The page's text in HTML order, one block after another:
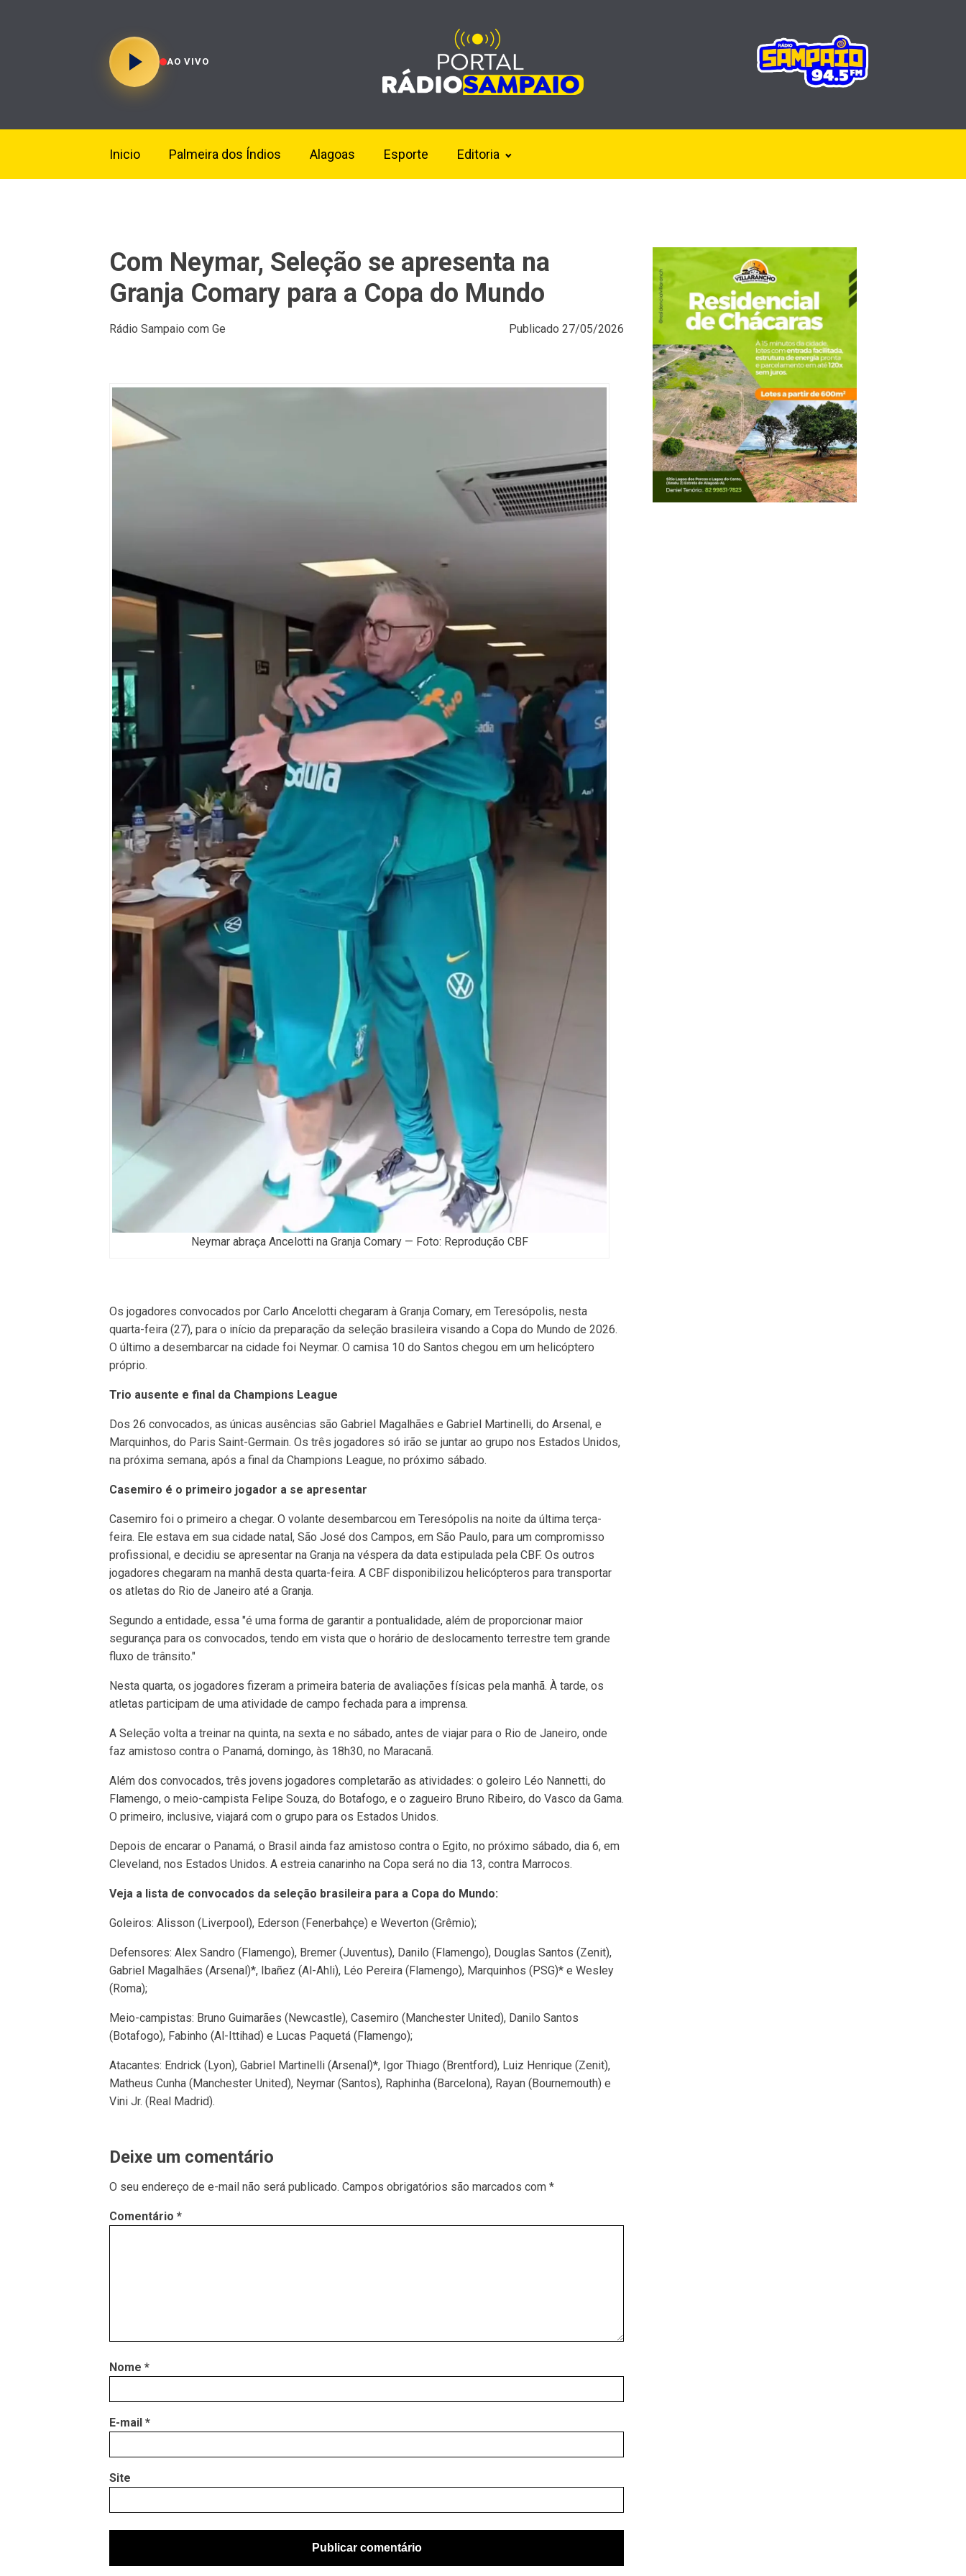
AO VIVO
Inicio Palmeira dos Índios Alagoas Esporte Editoria
Com Neymar, Seleção se apresenta na
Granja Comary para a Copa do Mundo
Rádio Sampaio com Ge Publicado 27/05/2026
Neymar abraça Ancelotti na Granja Comary — Foto: Reprodução CBF
Os jogadores convocados por Carlo Ancelotti chegaram à Granja Comary, em Teresópolis, nesta
quarta-feira (27), para o início da preparação da seleção brasileira visando a Copa do Mundo de 2026.
O último a desembarcar na cidade foi Neymar. O camisa 10 do Santos chegou em um helicóptero
próprio.
Trio ausente e final da Champions League
Dos 26 convocados, as únicas ausências são Gabriel Magalhães e Gabriel Martinelli, do Arsenal, e
Marquinhos, do Paris Saint-Germain. Os três jogadores só irão se juntar ao grupo nos Estados Unidos,
na próxima semana, após a final da Champions League, no próximo sábado.
Casemiro é o primeiro jogador a se apresentar
Casemiro foi o primeiro a chegar. O volante desembarcou em Teresópolis na noite da última terça-
feira. Ele estava em sua cidade natal, São José dos Campos, em São Paulo, para um compromisso
profissional, e decidiu se apresentar na Granja na véspera da data estipulada pela CBF. Os outros
jogadores chegaram na manhã desta quarta-feira. A CBF disponibilizou helicópteros para transportar
os atletas do Rio de Janeiro até a Granja.
Segundo a entidade, essa "é uma forma de garantir a pontualidade, além de proporcionar maior
segurança para os convocados, tendo em vista que o horário de deslocamento terrestre tem grande
fluxo de trânsito."
Nesta quarta, os jogadores fizeram a primeira bateria de avaliações físicas pela manhã. À tarde, os
atletas participam de uma atividade de campo fechada para a imprensa.
A Seleção volta a treinar na quinta, na sexta e no sábado, antes de viajar para o Rio de Janeiro, onde
faz amistoso contra o Panamá, domingo, às 18h30, no Maracanã.
Além dos convocados, três jovens jogadores completarão as atividades: o goleiro Léo Nannetti, do
Flamengo, o meio-campista Felipe Souza, do Botafogo, e o zagueiro Bruno Ribeiro, do Vasco da Gama.
O primeiro, inclusive, viajará com o grupo para os Estados Unidos.
Depois de encarar o Panamá, o Brasil ainda faz amistoso contra o Egito, no próximo sábado, dia 6, em
Cleveland, nos Estados Unidos. A estreia canarinho na Copa será no dia 13, contra Marrocos.
Veja a lista de convocados da seleção brasileira para a Copa do Mundo:
Goleiros: Alisson (Liverpool), Ederson (Fenerbahçe) e Weverton (Grêmio);
Defensores: Alex Sandro (Flamengo), Bremer (Juventus), Danilo (Flamengo), Douglas Santos (Zenit),
Gabriel Magalhães (Arsenal)*, Ibañez (Al-Ahli), Léo Pereira (Flamengo), Marquinhos (PSG)* e Wesley
(Roma);
Meio-campistas: Bruno Guimarães (Newcastle), Casemiro (Manchester United), Danilo Santos
(Botafogo), Fabinho (Al-Ittihad) e Lucas Paquetá (Flamengo);
Atacantes: Endrick (Lyon), Gabriel Martinelli (Arsenal)*, Igor Thiago (Brentford), Luiz Henrique (Zenit),
Matheus Cunha (Manchester United), Neymar (Santos), Raphinha (Barcelona), Rayan (Bournemouth) e
Vini Jr. (Real Madrid).
Deixe um comentário
O seu endereço de e-mail não será publicado. Campos obrigatórios são marcados com *
Comentário *
Nome *
E-mail *
Site